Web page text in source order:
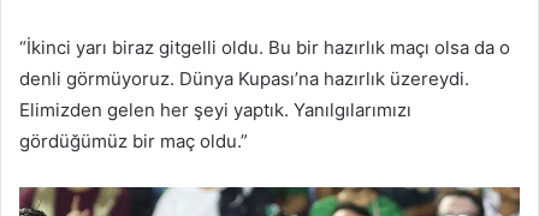
“İkinci yarı biraz gitgelli oldu. Bu bir hazırlık maçı olsa da o
denli görmüyoruz. Dünya Kupası’na hazırlık üzereydi.
Elimizden gelen her şeyi yaptık. Yanılgılarımızı
gördüğümüz bir maç oldu.”